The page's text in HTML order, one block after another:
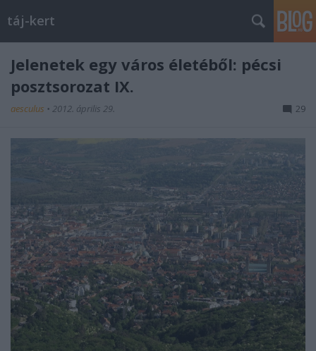
táj-kert
Jelenetek egy város életéből: pécsi
posztsorozat IX.
aesculus • 2012. április 29. 29